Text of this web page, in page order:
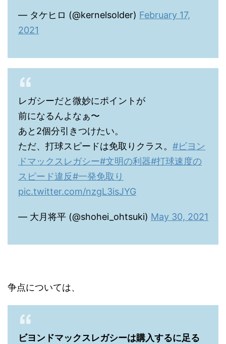
— タケヒロ (@kernelsolder) February 17,
2021
レガシーだと微妙にポイントが
前になるんよなぁ〜
あと2個分引きつけたい。
ただ、打球スピードは免取りクラス。 #ビヨン
ドマックスレガシー#文明の利器#打球速度の
スピード違反#一発免取り
pic.twitter.com/nzgL3isJYG
— 大月将平 (@shohei_ohtsuki) May 30, 2021
争点については、
ビヨンドマックスレガシーは購入するに足る